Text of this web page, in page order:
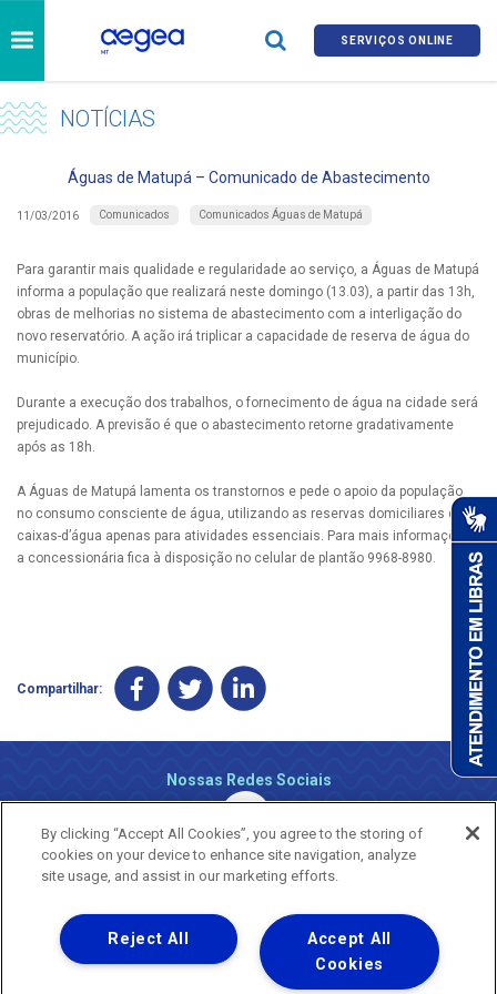
SERVIÇOS ONLINE
NOTÍCIAS
Águas de Matupá – Comunicado de Abastecimento
11/03/2016 Comunicados Comunicados Águas de Matupá
Para garantir mais qualidade e regularidade ao serviço, a Águas de Matupá
informa a população que realizará neste domingo (13.03), a partir das 13h,
obras de melhorias no sistema de abastecimento com a interligação do
novo reservatório. A ação irá triplicar a capacidade de reserva de água do
município.
Durante a execução dos trabalhos, o fornecimento de água na cidade será
prejudicado. A previsão é que o abastecimento retorne gradativamente
após as 18h.
A Águas de Matupá lamenta os transtornos e pede o apoio da população
no consumo consciente de água, utilizando as reservas domiciliares das
caixas-d’água apenas para atividades essenciais. Para mais informações,
a concessionária fica à disposição no celular de plantão 9968-8980.
Compartilhar:
Nossas Redes Sociais
Uma empresa
Copyright ® 2026 - Todos os Direitos Reservados.
By clicking “Accept All Cookies”, you agree to the storing of
cookies on your device to enhance site navigation, analyze
site usage, and assist in our marketing efforts.
Accept All
Cookies
Reject All